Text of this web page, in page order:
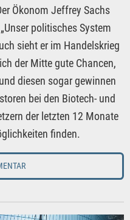
Ökonom Jeffrey Sachs
politisches System
sieht er im Handelskrieg
der Mitte gute Chancen,
diesen sogar gewinnen
bei den Biotech- und
der letzten 12 Monate
finden.